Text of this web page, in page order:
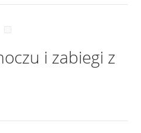
i zabiegi z